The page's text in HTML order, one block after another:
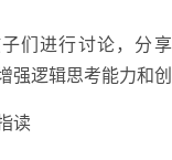
们进行讨论，分
强逻辑思考能力和创
读